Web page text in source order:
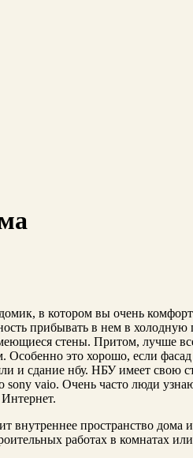
в котором вы очень
прибывать в нем в холодную
стены. Притом, лучше
Особенно это хорошо, если
и сдание нбу. НБУ имеет свою
sony vaio. Очень часто люди
внутреннее пространство дома
работах в комнатах